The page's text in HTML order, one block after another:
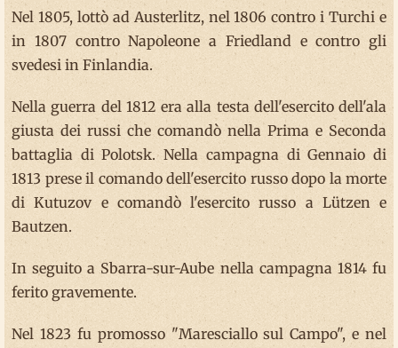
Nel 1805, lottò ad Austerlitz, nel 1806 contro i Turchi e
in 1807 contro Napoleone a Friedland e contro gli
svedesi in Finlandia.
Nella guerra del 1812 era alla testa dell'esercito dell'ala
giusta dei russi che comandò nella Prima e Seconda
battaglia di Polotsk. Nella campagna di Gennaio di
1813 prese il comando dell'esercito russo dopo la morte
di Kutuzov e comandò l'esercito russo a Lützen e
Bautzen.
In seguito a Sbarra-sur-Aube nella campagna 1814 fu
ferito gravemente.
Nel 1823 fu promosso "Maresciallo sul Campo", e nel